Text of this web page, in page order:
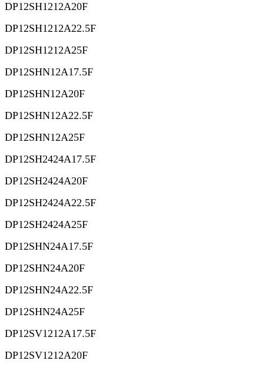
DP12SH1212A20F
DP12SH1212A22.5F
DP12SH1212A25F
DP12SHN12A17.5F
DP12SHN12A20F
DP12SHN12A22.5F
DP12SHN12A25F
DP12SH2424A17.5F
DP12SH2424A20F
DP12SH2424A22.5F
DP12SH2424A25F
DP12SHN24A17.5F
DP12SHN24A20F
DP12SHN24A22.5F
DP12SHN24A25F
DP12SV1212A17.5F
DP12SV1212A20F